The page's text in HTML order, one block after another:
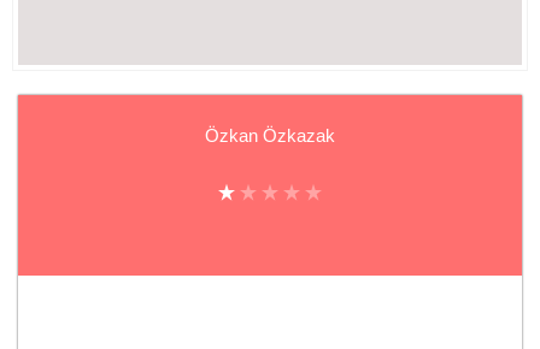
Özkan Özkazak